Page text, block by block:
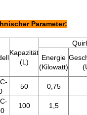
Parameter:
Kapazität
(L)
Quirl
Energie
(Kilowatt)
50 0,75
100 1,5